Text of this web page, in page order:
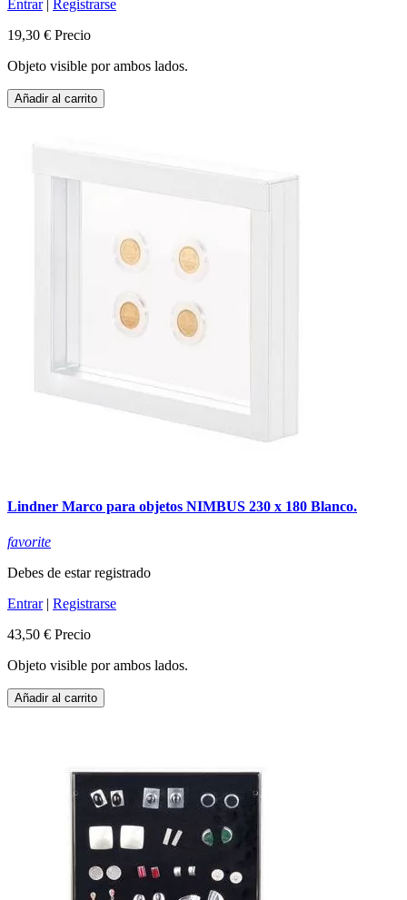
Entrar|
Registrarse
19,30 € Precio
Objeto visible por ambos lados.
Añadir al carrito
Lindner Marco para objetos NIMBUS 230 x 180 Blanco.
favorite
Debes de estar registrado
Entrar| Registrarse
43,50 € Precio
Objeto visible por ambos lados.
Añadir al carrito